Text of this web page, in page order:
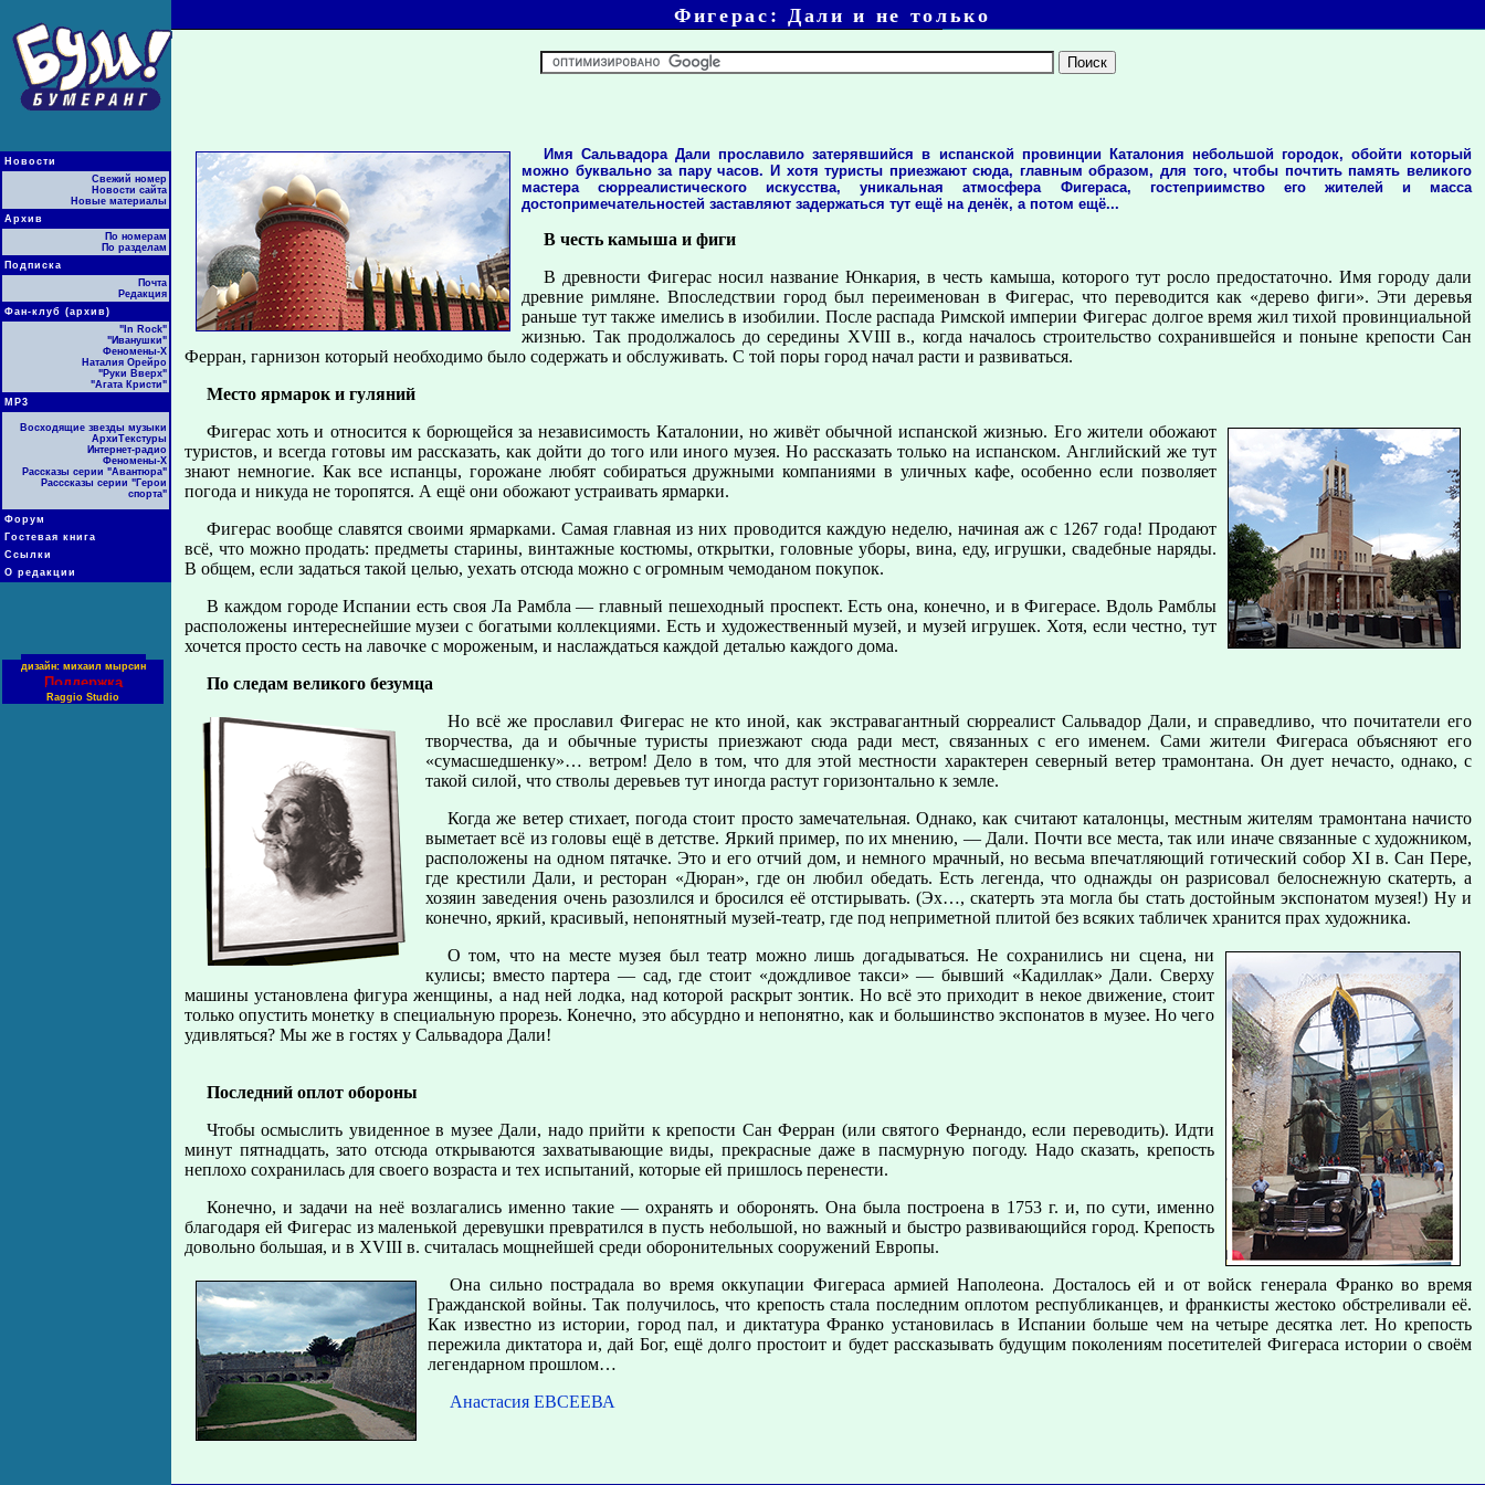
Новости
Свежий номер
Новости сайта
Новые материалы
Архив
По номерам
По разделам
Подписка
Почта
Редакция
Фан-клуб (архив)
"In Rock"
"Иванушки"
Феномены-Х
Наталия Орейро
"Руки Вверх"
"Агата Кристи"
МР3
Восходящие звезды музыки
АрхиТекстуры
Интернет-радио
Феномены-Х
Рассказы серии "Авантюра"
Расссказы серии "Герои
спорта"
Форум
Гостевая книга
Ссылки
О редакции
дизайн: михаил мырсин
Поддержка
Raggio Studio
Фигерас: Дали и не только
Имя Сальвадора Дали прославило затерявшийся в испанской провинции Каталония небольшой городок, обойти который
можно буквально за пару часов. И хотя туристы приезжают сюда, главным образом, для того, чтобы почтить память великого
мастера сюрреалистического искусства, уникальная атмосфера Фигераса, гостеприимство его жителей и масса
достопримечательностей заставляют задержаться тут ещё на денёк, а потом ещё...
В честь камыша и фиги
В древности Фигерас носил название Юнкария, в честь камыша, которого тут росло предостаточно. Имя городу дали
древние римляне. Впоследствии город был переименован в Фигерас, что переводится как «дерево фиги». Эти деревья
раньше тут также имелись в изобилии. После распада Римской империи Фигерас долгое время жил тихой провинциальной
жизнью. Так продолжалось до середины XVIII в., когда началось строительство сохранившейся и поныне крепости Сан
Ферран, гарнизон который необходимо было содержать и обслуживать. С той поры город начал расти и развиваться.
Место ярмарок и гуляний
Фигерас хоть и относится к борющейся за независимость Каталонии, но живёт обычной испанской жизнью. Его жители обожают
туристов, и всегда готовы им рассказать, как дойти до того или иного музея. Но рассказать только на испанском. Английский же тут
знают немногие. Как все испанцы, горожане любят собираться дружными компаниями в уличных кафе, особенно если позволяет
погода и никуда не торопятся. А ещё они обожают устраивать ярмарки.
Фигерас вообще славятся своими ярмарками. Самая главная из них проводится каждую неделю, начиная аж с 1267 года! Продают
всё, что можно продать: предметы старины, винтажные костюмы, открытки, головные уборы, вина, еду, игрушки, свадебные наряды.
В общем, если задаться такой целью, уехать отсюда можно с огромным чемоданом покупок.
В каждом городе Испании есть своя Ла Рамбла — главный пешеходный проспект. Есть она, конечно, и в Фигерасе. Вдоль Рамблы
расположены интереснейшие музеи с богатыми коллекциями. Есть и художественный музей, и музей игрушек. Хотя, если честно, тут
хочется просто сесть на лавочке с мороженым, и наслаждаться каждой деталью каждого дома.
По следам великого безумца
Но всё же прославил Фигерас не кто иной, как экстравагантный сюрреалист Сальвадор Дали, и справедливо, что почитатели его
творчества, да и обычные туристы приезжают сюда ради мест, связанных с его именем. Сами жители Фигераса объясняют его
«сумасшедшенку»… ветром! Дело в том, что для этой местности характерен северный ветер трамонтана. Он дует нечасто, однако, с
такой силой, что стволы деревьев тут иногда растут горизонтально к земле.
Когда же ветер стихает, погода стоит просто замечательная. Однако, как считают каталонцы, местным жителям трамонтана начисто
выметает всё из головы ещё в детстве. Яркий пример, по их мнению, — Дали. Почти все места, так или иначе связанные с художником,
расположены на одном пятачке. Это и его отчий дом, и немного мрачный, но весьма впечатляющий готический собор XI в. Сан Пере,
где крестили Дали, и ресторан «Дюран», где он любил обедать. Есть легенда, что однажды он разрисовал белоснежную скатерть, а
хозяин заведения очень разозлился и бросился её отстирывать. (Эх…, скатерть эта могла бы стать достойным экспонатом музея!) Ну и
конечно, яркий, красивый, непонятный музей-театр, где под неприметной плитой без всяких табличек хранится прах художника.
О том, что на месте музея был театр можно лишь догадываться. Не сохранились ни сцена, ни
кулисы; вместо партера — сад, где стоит «дождливое такси» — бывший «Кадиллак» Дали. Сверху
машины установлена фигура женщины, а над ней лодка, над которой раскрыт зонтик. Но всё это приходит в некое движение, стоит
только опустить монетку в специальную прорезь. Конечно, это абсурдно и непонятно, как и большинство экспонатов в музее. Но чего
удивляться? Мы же в гостях у Сальвадора Дали!
Последний оплот обороны
Чтобы осмыслить увиденное в музее Дали, надо прийти к крепости Сан Ферран (или святого Фернандо, если переводить). Идти
минут пятнадцать, зато отсюда открываются захватывающие виды, прекрасные даже в пасмурную погоду. Надо сказать, крепость
неплохо сохранилась для своего возраста и тех испытаний, которые ей пришлось перенести.
Конечно, и задачи на неё возлагались именно такие — охранять и оборонять. Она была построена в 1753 г. и, по сути, именно
благодаря ей Фигерас из маленькой деревушки превратился в пусть небольшой, но важный и быстро развивающийся город. Крепость
довольно большая, и в XVIII в. считалась мощнейшей среди оборонительных сооружений Европы.
Она сильно пострадала во время оккупации Фигераса армией Наполеона. Досталось ей и от войск генерала Франко во время
Гражданской войны. Так получилось, что крепость стала последним оплотом республиканцев, и франкисты жестоко обстреливали её.
Как известно из истории, город пал, и диктатура Франко установилась в Испании больше чем на четыре десятка лет. Но крепость
пережила диктатора и, дай Бог, ещё долго простоит и будет рассказывать будущим поколениям посетителей Фигераса истории о своём
легендарном прошлом…
Анастасия ЕВСЕЕВА